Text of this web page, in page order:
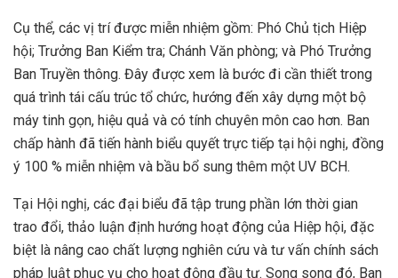
Cụ thể, các vị trí được miễn nhiệm gồm: Phó Chủ tịch Hiệp
hội; Trưởng Ban Kiểm tra; Chánh Văn phòng; và Phó Trưởng
Ban Truyền thông. Đây được xem là bước đi cần thiết trong
quá trình tái cấu trúc tổ chức, hướng đến xây dựng một bộ
máy tinh gọn, hiệu quả và có tính chuyên môn cao hơn. Ban
chấp hành đã tiến hành biểu quyết trực tiếp tại hội nghị, đồng
ý 100 % miễn nhiệm và bầu bổ sung thêm một UV BCH.
Tại Hội nghị, các đại biểu đã tập trung phần lớn thời gian
trao đổi, thảo luận định hướng hoạt động của Hiệp hội, đặc
biệt là nâng cao chất lượng nghiên cứu và tư vấn chính sách
pháp luật phục vụ cho hoạt động đầu tư. Song song đó, Ban